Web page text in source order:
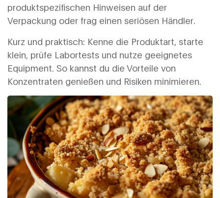
produktspezifischen Hinweisen auf der
Verpackung oder frag einen seriösen Händler.
Kurz und praktisch: Kenne die Produktart, starte
klein, prüfe Labortests und nutze geeignetes
Equipment. So kannst du die Vorteile von
Konzentraten genießen und Risiken minimieren.